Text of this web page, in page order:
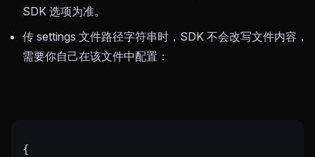
SDK 选项为准。
传 settings 文件路径字符串时，SDK 不会改写文件内容，
需要你自己在该文件中配置：
{